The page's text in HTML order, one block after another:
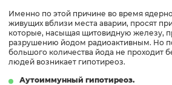
Именно по этой причине во время
живущих вблизи места аварии, просят
которые, насыщая щитовидную железу,
разрушению йодом радиоактивным. Но
большого количества йода не проходит
людей возникает гипотиреоз.
Аутоиммунный гипотиреоз.